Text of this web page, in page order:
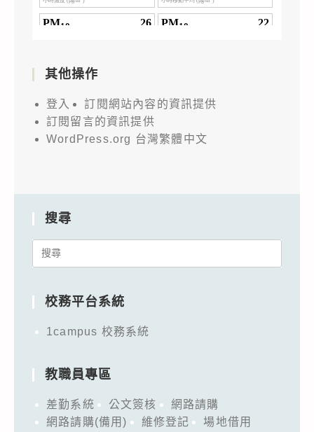
其他操作
登入
訂閱網站內容的資訊提供
訂閱留言的資訊提供
WordPress.org 台灣繁體中文
搜尋
Search
校務平台系統
1campus 校務系統
教職員專區
差勤系統 公文簽核
網路請購
網路請購(備用)
維修登記
場地借用